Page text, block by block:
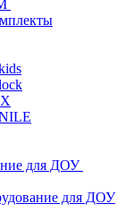
для ДОУ
для ДОУ